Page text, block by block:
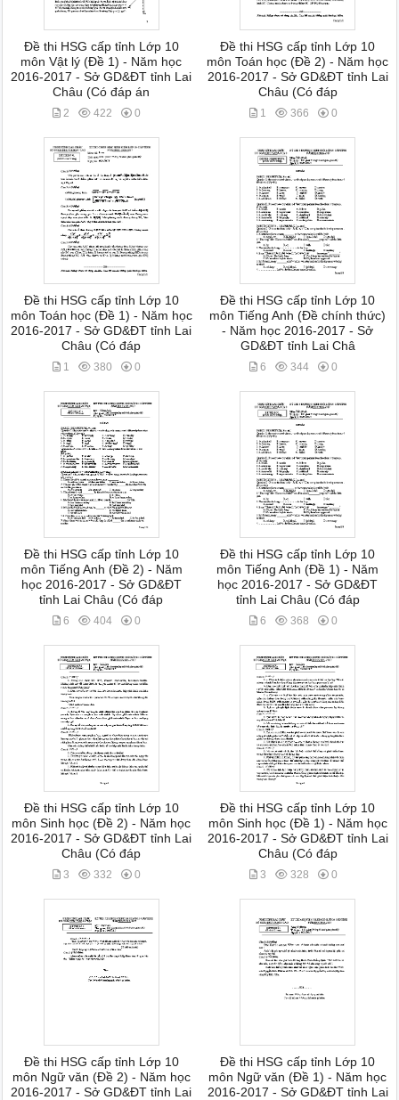
Đề thi HSG cấp tỉnh Lớp 10
môn Vật lý (Đề 1) - Năm học
2016-2017 - Sở GD&ĐT tỉnh Lai
Châu (Có đáp án
2 422 0
Đề thi HSG cấp tỉnh Lớp 10
môn Toán học (Đề 2) - Năm học
2016-2017 - Sở GD&ĐT tỉnh Lai
Châu (Có đáp
1 366 0
Đề thi HSG cấp tỉnh Lớp 10
môn Toán học (Đề 1) - Năm học
2016-2017 - Sở GD&ĐT tỉnh Lai
Châu (Có đáp
1 380 0
Đề thi HSG cấp tỉnh Lớp 10
môn Tiếng Anh (Đề chính thức)
- Năm học 2016-2017 - Sở
GD&ĐT tỉnh Lai Châ
6 344 0
Đề thi HSG cấp tỉnh Lớp 10
môn Tiếng Anh (Đề 2) - Năm
học 2016-2017 - Sở GD&ĐT
tỉnh Lai Châu (Có đáp
6 404 0
Đề thi HSG cấp tỉnh Lớp 10
môn Tiếng Anh (Đề 1) - Năm
học 2016-2017 - Sở GD&ĐT
tỉnh Lai Châu (Có đáp
6 368 0
Đề thi HSG cấp tỉnh Lớp 10
môn Sinh học (Đề 2) - Năm học
2016-2017 - Sở GD&ĐT tỉnh Lai
Châu (Có đáp
3 332 0
Đề thi HSG cấp tỉnh Lớp 10
môn Sinh học (Đề 1) - Năm học
2016-2017 - Sở GD&ĐT tỉnh Lai
Châu (Có đáp
3 328 0
Đề thi HSG cấp tỉnh Lớp 10
môn Ngữ văn (Đề 2) - Năm học
2016-2017 - Sở GD&ĐT tỉnh Lai
Đề thi HSG cấp tỉnh Lớp 10
môn Ngữ văn (Đề 1) - Năm học
2016-2017 - Sở GD&ĐT tỉnh Lai